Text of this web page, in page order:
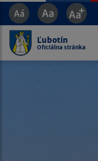
Ľubotín
Oficiálna stránka